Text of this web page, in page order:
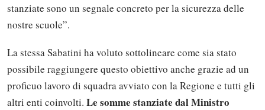
stanziate sono un segnale concreto per la sicurezza delle
nostre scuole”.
La stessa Sabatini ha voluto sottolineare come sia stato
possibile raggiungere questo obiettivo anche grazie ad un
proficuo lavoro di squadra avviato con la Regione e tutti gli
altri enti coinvolti. Le somme stanziate dal Ministro